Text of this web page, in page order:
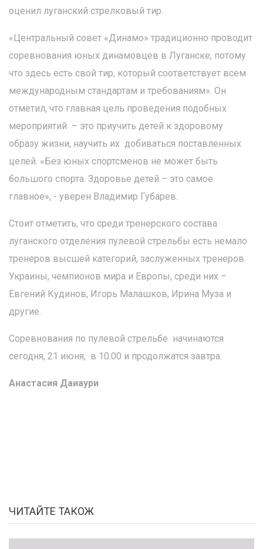
оценил луганский стрелковый тир.
«Центральный совет «Динамо» традиционно проводит
соревнования юных динамовцев в Луганске, потому
что здесь есть свой тир, который соответствует всем
международным стандартам и требованиям». Он
отметил, что главная цель проведения подобных
мероприятий – это приучить детей к здоровому
образу жизни, научить их добиваться поставленных
целей. «Без юных спортсменов не может быть
большого спорта. Здоровье детей – это самое
главное», - уверен Владимир Губарев.
Стоит отметить, что среди тренерского состава
луганского отделения пулевой стрельбы есть немало
тренеров высшей категорий, заслуженных тренеров
Украины, чемпионов мира и Европы, среди них –
Евгений Кудинов, Игорь Малашков, Ирина Муза и
другие.
Соревнования по пулевой стрельбе начинаются
сегодня, 21 июня, в 10.00 и продолжатся завтра.
Анастасия Даиаури
ЧИТАЙТЕ ТАКОЖ